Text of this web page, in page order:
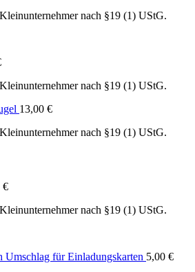
nach §19 (1) UStG.
nach §19 (1) UStG.
13,00 €
nach §19 (1) UStG.
€
nach §19 (1) UStG.
Umschlag für Einladungskarten 5,00 €